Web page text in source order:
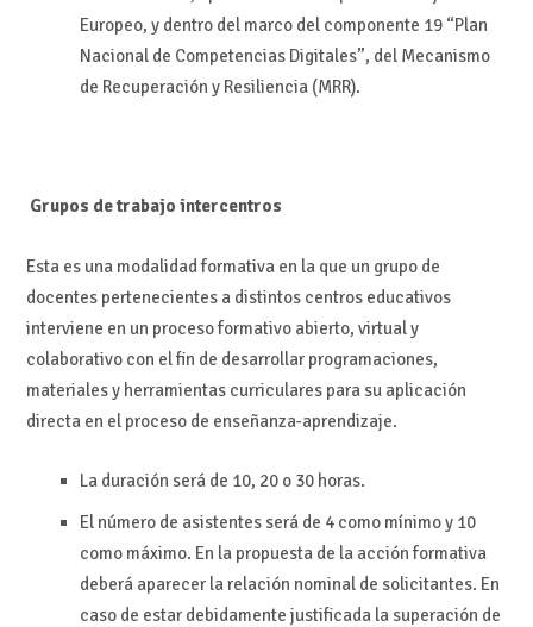
Europeo, y dentro del marco del componente 19 “Plan
Nacional de Competencias Digitales”, del Mecanismo
de Recuperación y Resiliencia (MRR).
Grupos de trabajo intercentros
Esta es una modalidad formativa en la que un grupo de
docentes pertenecientes a distintos centros educativos
interviene en un proceso formativo abierto, virtual y
colaborativo con el fin de desarrollar programaciones,
materiales y herramientas curriculares para su aplicación
directa en el proceso de enseñanza-aprendizaje.
La duración será de 10, 20 o 30 horas.
El número de asistentes será de 4 como mínimo y 10
como máximo. En la propuesta de la acción formativa
deberá aparecer la relación nominal de solicitantes. En
caso de estar debidamente justificada la superación de